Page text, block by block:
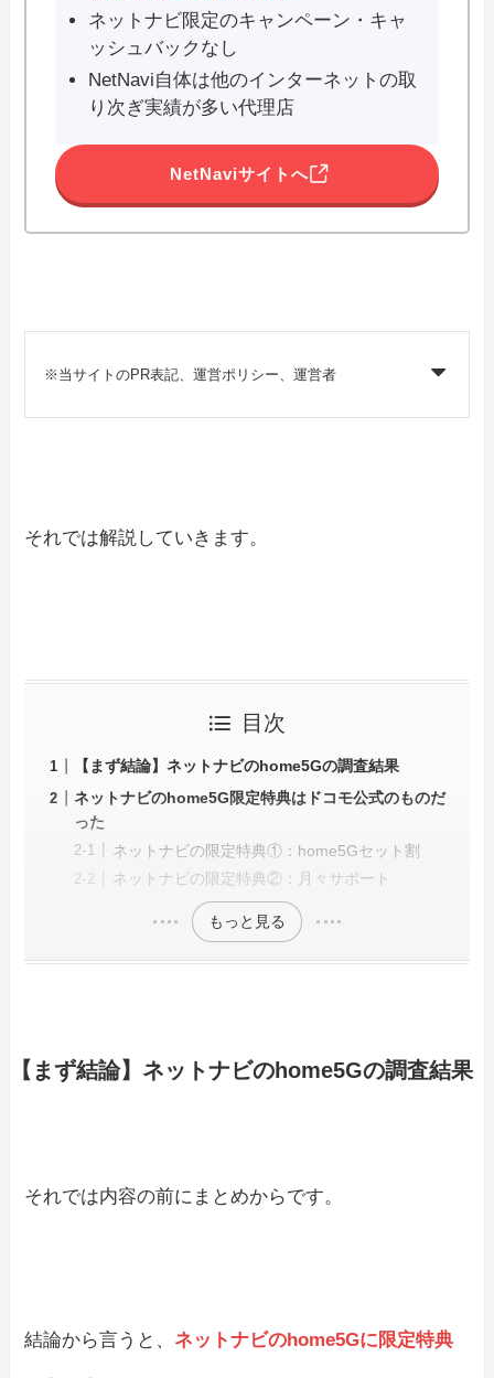
ネットナビ限定のキャンペーン・キャ
ッシュバックなし
NetNavi自体は他のインターネットの取
り次ぎ実績が多い代理店
NetNaviサイトへ
※当サイトのPR表記、運営ポリシー、運営者
それでは解説していきます。
目次
【まず結論】ネットナビのhome5Gの調査結果
ネットナビのhome5G限定特典はドコモ公式のものだ
った
ネットナビの限定特典①：home5Gセット割
ネットナビの限定特典②：月々サポート
もっと見る
【まず結論】ネットナビのhome5Gの調査結果
それでは内容の前にまとめからです。
結論から言うと、 ネットナビのhome5Gに限定特典